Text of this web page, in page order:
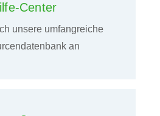
Center
unsere umfangreiche
an